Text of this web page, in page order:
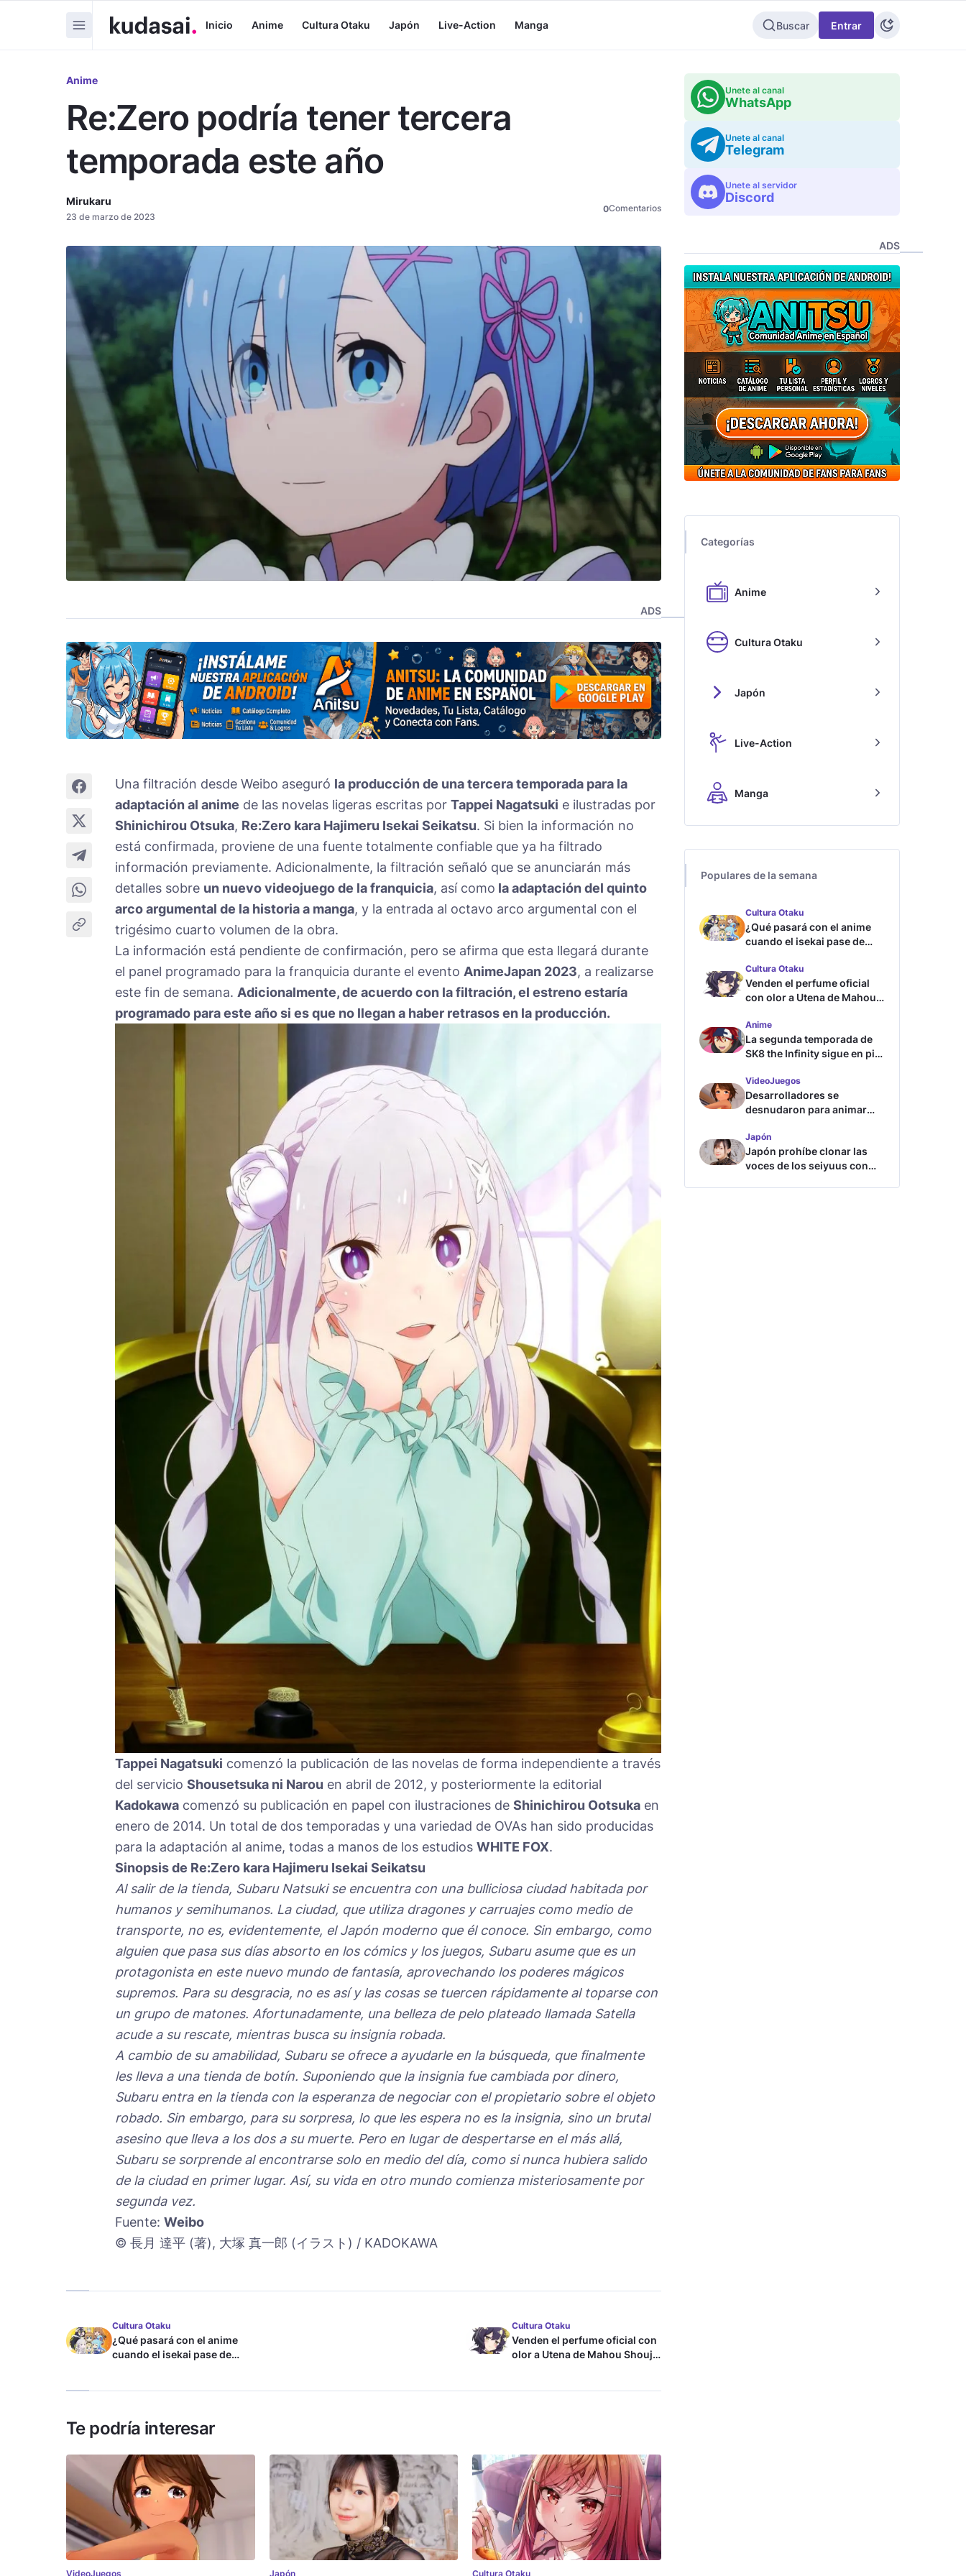
Inicio Anime Cultura Otaku Japón Live-Action Manga Buscar Entrar
Anime
Re:Zero podría tener tercera
temporada este año
Mirukaru
23 de marzo de 2023
0Comentarios
ADS
Una filtración desde Weibo aseguró la producción de una tercera temporada para la
adaptación al anime de las novelas ligeras escritas por Tappei Nagatsuki e ilustradas por
Shinichirou Otsuka, Re:Zero kara Hajimeru Isekai Seikatsu. Si bien la información no
está confirmada, proviene de una fuente totalmente confiable que ya ha filtrado
información previamente. Adicionalmente, la filtración señaló que se anunciarán más
detalles sobre un nuevo videojuego de la franquicia, así como la adaptación del quinto
arco argumental de la historia a manga, y la entrada al octavo arco argumental con el
trigésimo cuarto volumen de la obra.
La información está pendiente de confirmación, pero se afirma que esta llegará durante
el panel programado para la franquicia durante el evento AnimeJapan 2023, a realizarse
este fin de semana. Adicionalmente, de acuerdo con la filtración, el estreno estaría
programado para este año si es que no llegan a haber retrasos en la producción.
Tappei Nagatsuki comenzó la publicación de las novelas de forma independiente a través
del servicio Shousetsuka ni Narou en abril de 2012, y posteriormente la editorial
Kadokawa comenzó su publicación en papel con ilustraciones de Shinichirou Ootsuka en
enero de 2014. Un total de dos temporadas y una variedad de OVAs han sido producidas
para la adaptación al anime, todas a manos de los estudios WHITE FOX.
Sinopsis de Re:Zero kara Hajimeru Isekai Seikatsu
Al salir de la tienda, Subaru Natsuki se encuentra con una bulliciosa ciudad habitada por
humanos y semihumanos. La ciudad, que utiliza dragones y carruajes como medio de
transporte, no es, evidentemente, el Japón moderno que él conoce. Sin embargo, como
alguien que pasa sus días absorto en los cómics y los juegos, Subaru asume que es un
protagonista en este nuevo mundo de fantasía, aprovechando los poderes mágicos
supremos. Para su desgracia, no es así y las cosas se tuercen rápidamente al toparse con
un grupo de matones. Afortunadamente, una belleza de pelo plateado llamada Satella
acude a su rescate, mientras busca su insignia robada.
A cambio de su amabilidad, Subaru se ofrece a ayudarle en la búsqueda, que finalmente
les lleva a una tienda de botín. Suponiendo que la insignia fue cambiada por dinero,
Subaru entra en la tienda con la esperanza de negociar con el propietario sobre el objeto
robado. Sin embargo, para su sorpresa, lo que les espera no es la insignia, sino un brutal
asesino que lleva a los dos a su muerte. Pero en lugar de despertarse en el más allá,
Subaru se sorprende al encontrarse solo en medio del día, como si nunca hubiera salido
de la ciudad en primer lugar. Así, su vida en otro mundo comienza misteriosamente por
segunda vez.
Fuente: Weibo
© 長月 達平 (著), 大塚 真一郎 (イラスト) / KADOKAWA
Cultura Otaku
¿Qué pasará con el anime
cuando el isekai pase de
Cultura Otaku
Venden el perfume oficial con
olor a Utena de Mahou Shoujo
Te podría interesar
VideoJuegos Japón Cultura Otaku
Unete al canal
WhatsApp
Unete al canal
Telegram
Unete al servidor
Discord
ADS
Categorías
Anime
Cultura Otaku
Japón
Live-Action
Manga
Populares de la semana
Cultura Otaku
¿Qué pasará con el anime
cuando el isekai pase de
Cultura Otaku
Venden el perfume oficial
con olor a Utena de Mahou
Anime
La segunda temporada de
SK8 the Infinity sigue en pie
VideoJuegos
Desarrolladores se
desnudaron para animar
Japón
Japón prohíbe clonar las
voces de los seiyuus con